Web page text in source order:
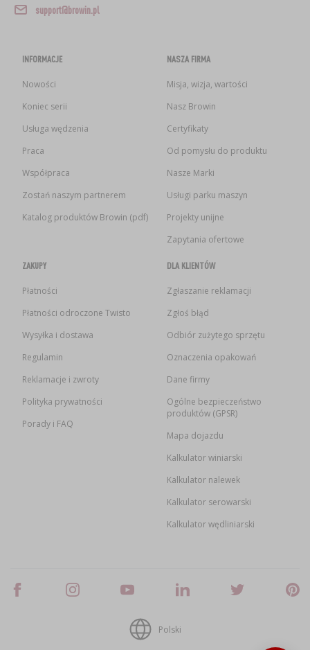
support@browin.pl
INFORMACJE
Nowości
Koniec serii
Usługa wędzenia
Praca
Współpraca
Zostań naszym partnerem
Katalog produktów Browin (pdf)
NASZA FIRMA
Misja, wizja, wartości
Nasz Browin
Certyfikaty
Od pomysłu do produktu
Nasze Marki
Usługi parku maszyn
Projekty unijne
Zapytania ofertowe
ZAKUPY
Płatności
Płatności odroczone Twisto
Wysyłka i dostawa
Regulamin
Reklamacje i zwroty
Polityka prywatności
Porady i FAQ
DLA KLIENTÓW
Zgłaszanie reklamacji
Zgłoś błąd
Odbiór zużytego sprzętu
Oznaczenia opakowań
Dane firmy
Ogólne bezpieczeństwo
produktów (GPSR)
Mapa dojazdu
Kalkulator winiarski
Kalkulator nalewek
Kalkulator serowarski
Kalkulator wędliniarski
Polski